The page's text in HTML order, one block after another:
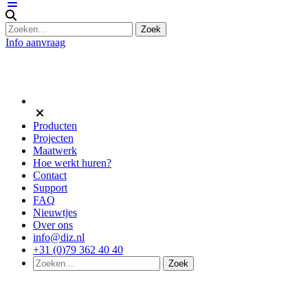
Info aanvraag
Producten
Projecten
Maatwerk
Hoe werkt huren?
Contact
Support
FAQ
Nieuwtjes
Over ons
info@diz.nl
+31 (0)79 362 40 40